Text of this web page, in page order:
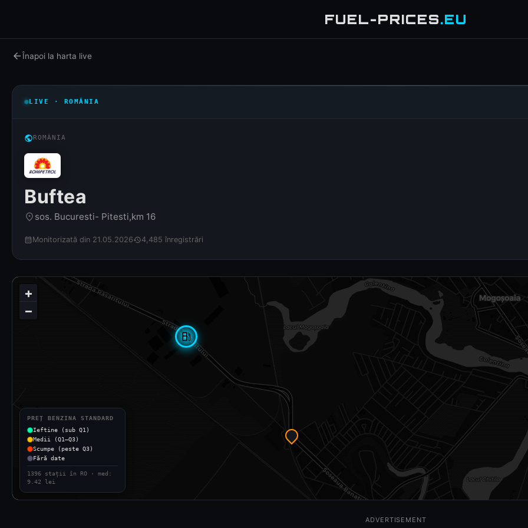
FUEL-PRICES.EU
arrow_backÎnapoi la harta live
LIVE · ROMÂNIA
publicROMÂNIA
Buftea
place sos. Bucuresti- Pitesti,km 16
calendar_month Monitorizată din 21.05.2026history4,485 înregistrări
local_gas_station
+
−
PREȚ BENZINA STANDARD
Ieftine (sub Q1)
Medii (Q1–Q3)
Scumpe (peste Q3)
Fără date
1396 stații în RO · med:
9.42 lei
ADVERTISEMENT